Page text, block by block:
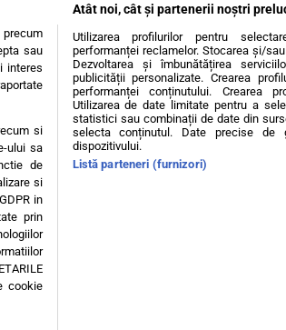
, sună la 0741226226
Știri interne Știri externe Politică
Insula Iubirii Dictionar de vise LIFE
Politica de confidențialitate
sau
interes
si
ului sa
de
si
in
prin
cookie
Atât noi, cât și partenerii noștri
Utilizarea profilurilor pentru
performanței reclamelor. Stocarea și/
Dezvoltarea și îmbunătățirea
publicității personalizate. Crearea
performanței conținutului. Crearea
Utilizarea de date limitate pentru a
statistici sau combinații de date din
selecta conținutul. Date precise de
dispozitivului.
Listă parteneri (furnizori)